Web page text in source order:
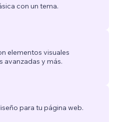
con un tema.
elementos visuales
avanzadas y más.
para tu página web.